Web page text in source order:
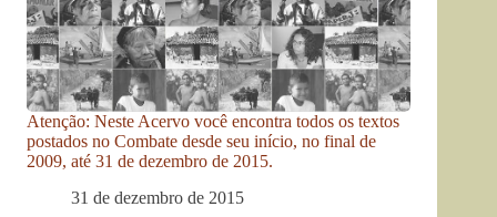
Atenção: Neste Acervo você encontra todos os textos
postados no Combate desde seu início, no final de
2009, até 31 de dezembro de 2015.
31 de dezembro de 2015